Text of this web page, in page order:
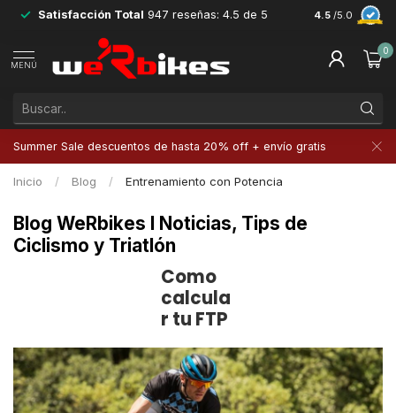
Satisfacción Total 947 reseñas: 4.5 de 5 4.5 /5.0
MENÚ
0
Summer Sale descuentos de hasta 20% off + envío gratis
Inicio / Blog / Entrenamiento con Potencia
Blog WeRbikes I Noticias, Tips de
Ciclismo y Triatlón
Como
calcula
r tu FTP